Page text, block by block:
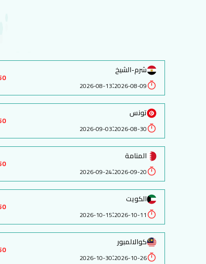
شرم-الشيخ
2026-08-09
:
2026-08-13
$
تونس
2026-08-30
:
2026-09-03
$
المنامة
2026-09-20
:
2026-09-24
$
الكويت
2026-10-11
:
2026-10-15
$
كوالالمبور
2026-10-26
:
2026-10-30
$